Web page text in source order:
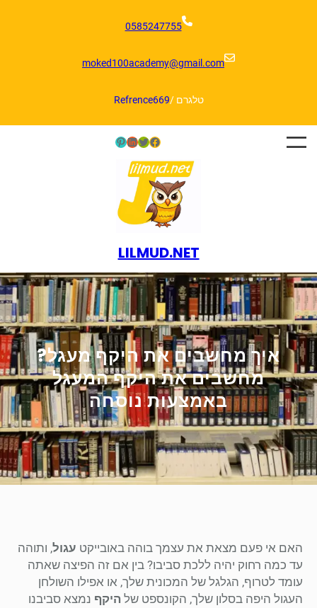
0585247755
moked100academy@gmail.com
טלגרם /Refrence669
Facebook
Twitter
LinkedIn
Pinterest
LILMUD.NET
איך מחשבים את היקף מעגל?
מחשבים את היקף המעגל
באמצעות נוסחה
האם אי פעם מצאת את עצמך בוהה באובייקט עגול, ותוהה
עד כמה רחוק יהיה ללכת סביבו? בין אם זה הפיצה שאתה
עומד לטרוף, הגלגל של המכונית שלך, או אפילו השולחן
העגול היפה בסלון שלך, הקונספט של היקף נמצא סביבנו